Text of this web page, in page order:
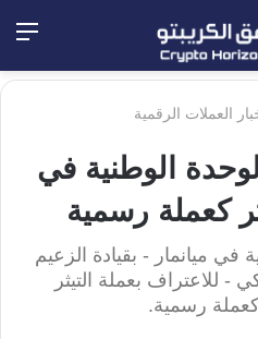
العملات الرقمية
الوطنية في
كعملة رسمية
ميانمار - بقيادة الزعيم
للاعتراف بعملة التيثر
رسمية.